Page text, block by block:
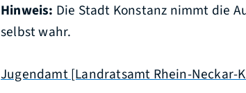
Hinweis: Die Stadt Konstanz nimmt die
selbst wahr.
Jugendamt [Landratsamt Rhein-Neckar-